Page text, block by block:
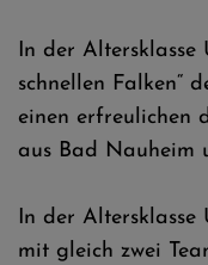
In der Altersklasse
schnellen Falken“
einen erfreulichen
aus Bad Nauheim
In der Altersklasse
mit gleich zwei